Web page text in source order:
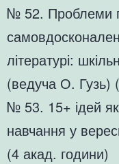
№ 52. Проблеми
літературі:
(ведуча О. Гузь)
№ 53. 15+ ідей як
навчання у
(4 акад. години)